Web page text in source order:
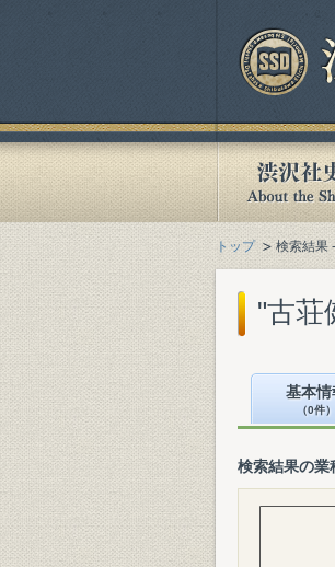
トップ 検索結果 -
"古荘
基本情
（0件）
検索結果の業